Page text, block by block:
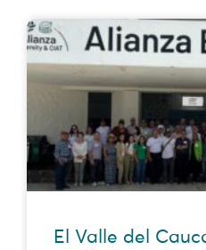
El Valle del